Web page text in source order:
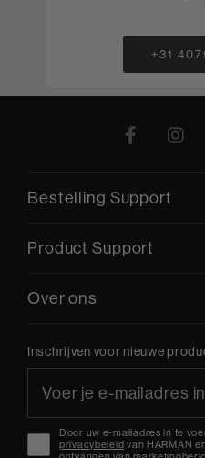
+31
Bestelling Support
Product Support
Over ons
Inschrijven voor nieuwe
Door uw e-mailadres in te
privacybeleid van HARMAN